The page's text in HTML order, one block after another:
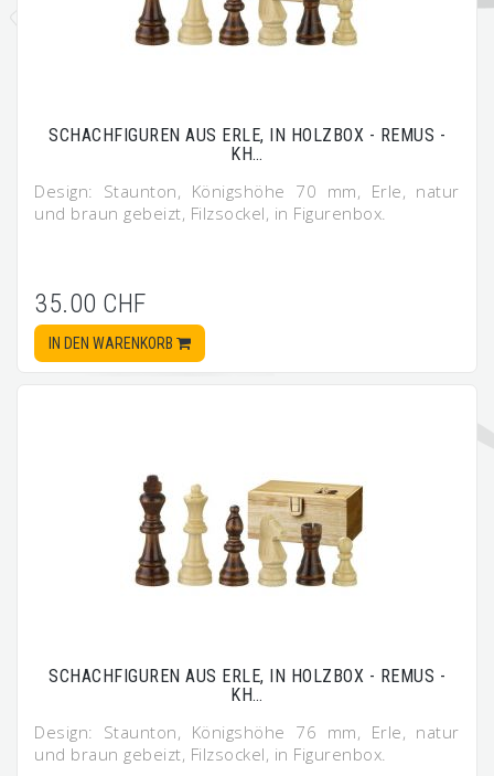
SCHACHFIGUREN AUS ERLE, IN HOLZBOX - REMUS -
KH…
Design: Staunton, Königshöhe 70 mm, Erle, natur
und braun gebeizt, Filzsockel, in Figurenbox.
35.00 CHF
IN DEN WARENKORB
SCHACHFIGUREN AUS ERLE, IN HOLZBOX - REMUS -
KH…
Design: Staunton, Königshöhe 76 mm, Erle, natur
und braun gebeizt, Filzsockel, in Figurenbox.